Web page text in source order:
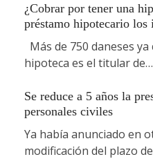
¿Cobrar por tener una
préstamo hipotecario los
Más de 750 daneses
hipoteca es el titular de…
Se reduce a 5 años la
personales civiles
Ya había anunciado en
modificación del plazo